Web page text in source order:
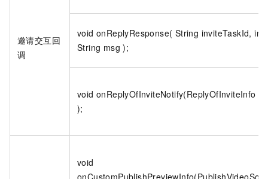
邀请交互回
调
void onReplyResponse( String inviteTaskId, int
String msg );
void onReplyOfInviteNotify(ReplyOfInviteInfo
);
void